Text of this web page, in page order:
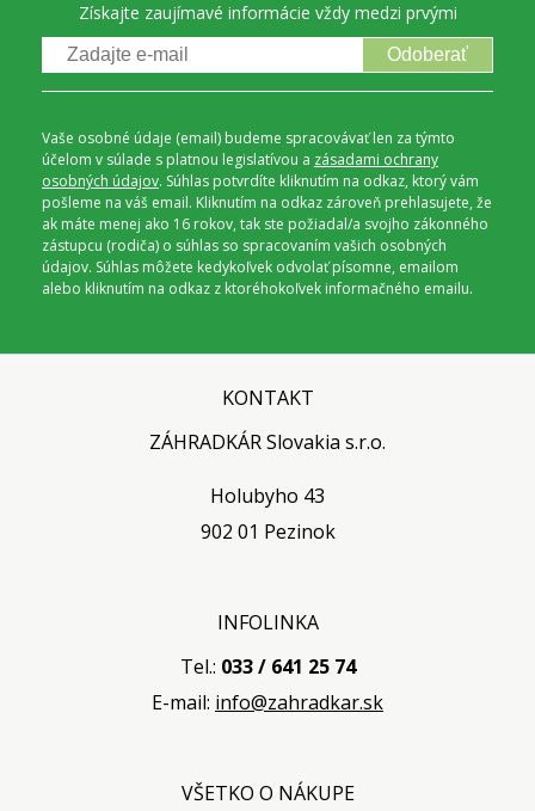
Získajte zaujímavé informácie vždy medzi prvými
Odoberať
Vaše osobné údaje (email) budeme spracovávať len za týmto
účelom v súlade s platnou legislatívou a zásadami ochrany
osobných údajov. Súhlas potvrdíte kliknutím na odkaz, ktorý vám
pošleme na váš email. Kliknutím na odkaz zároveň prehlasujete, že
ak máte menej ako 16 rokov, tak ste požiadal/a svojho zákonného
zástupcu (rodiča) o súhlas so spracovaním vašich osobných
údajov. Súhlas môžete kedykoľvek odvolať písomne, emailom
alebo kliknutím na odkaz z ktoréhokoľvek informačného emailu.
KONTAKT
ZÁHRADKÁR Slovakia s.r.o.
Holubyho 43
902 01 Pezinok
INFOLINKA
Tel.: 033 / 641 25 74
E-mail: info@zahradkar.sk
VŠETKO O NÁKUPE